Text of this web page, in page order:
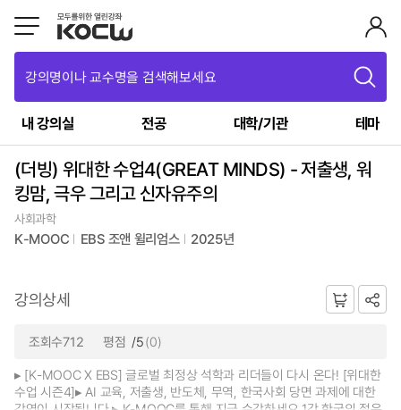
강의명이나 교수명을 검색해보세요
내 강의실 전공 대학/기관 테마
(더빙) 위대한 수업4(GREAT MINDS) - 저출생, 워
킹맘, 극우 그리고 신자유주의
사회과학
K-MOOC EBS 조앤 윌리엄스 2025년
강의상세
조회수712 평점 /5(0)
▸ [K-MOOC X EBS] 글로벌 최정상 석학과 리더들이 다시 온다! [위대한
수업 시즌4]▸ AI 교육, 저출생, 반도체, 무역, 한국사회 당면 과제에 대한